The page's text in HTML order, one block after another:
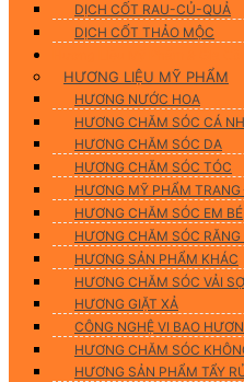
DỊCH CỐT RAU-CỦ-QUẢ
DỊCH CỐT THẢO MỘC
HƯƠNG LIỆU MỸ PHẨM
HƯƠNG NƯỚC HOA
HƯƠNG CHĂM SÓC CÁ
HƯƠNG CHĂM SÓC DA
HƯƠNG CHĂM SÓC TÓC
HƯƠNG MỸ PHẨM
HƯƠNG CHĂM SÓC EM BÉ
HƯƠNG CHĂM SÓC RĂNG
HƯƠNG SẢN PHẨM KHÁC
HƯƠNG CHĂM SÓC VẢI
HƯƠNG GIẶT XẢ
CÔNG NGHỆ VI BAO
HƯƠNG CHĂM SÓC
HƯƠNG SẢN PHẨM TẨY